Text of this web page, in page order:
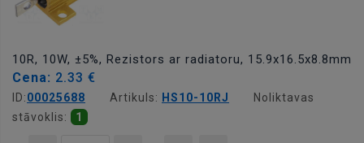
10R, 10W, ±5%, Rezistors ar radiatoru, 15.9x16.5x8.8mm
Cena: 2.33 €
ID:00025688 Artikuls: HS10-10RJ
Noliktavas
stāvoklis:
1